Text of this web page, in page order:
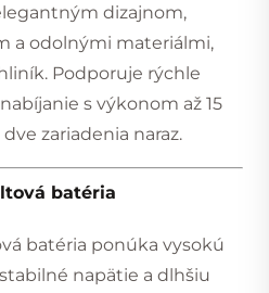
dizajnom,
a odolnými materiálmi,
Podporuje rýchle
s výkonom až 15
zariadenia naraz.
batéria
batéria ponúka vysokú
napätie a dlhšiu